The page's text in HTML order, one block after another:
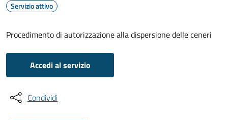
Servizio attivo
Procedimento di autorizzazione alla dispersione delle ceneri
Accedi al servizio
Condividi